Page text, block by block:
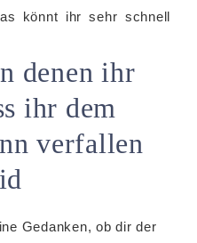
könnt ihr sehr schnell
denen ihr
ihr dem
verfallen
Gedanken, ob dir der